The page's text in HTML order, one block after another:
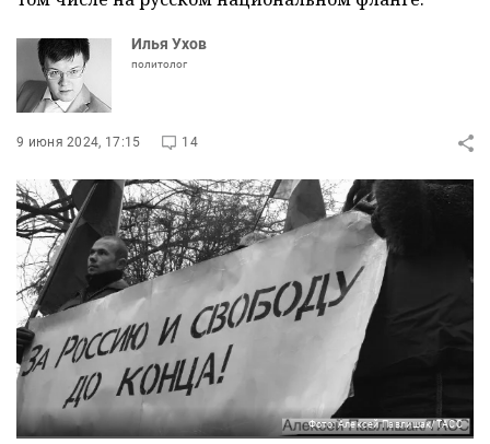
Илья Ухов
политолог
9 июня 2024, 17:15 14
Фото: Алексей Павлишак/ТАСС